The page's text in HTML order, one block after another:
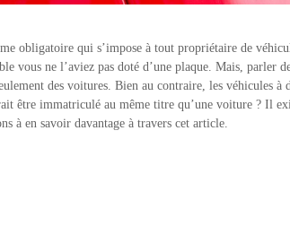
obligatoire qui s’impose à tout propriétaire de
vous ne l’aviez pas doté d’une plaque. Mais, parler
des voitures. Bien au contraire, les véhicules à
être immatriculé au même titre qu’une voiture ? Il
à en savoir davantage à travers cet article.